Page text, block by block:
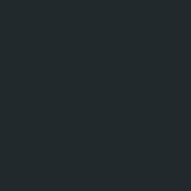
Джомтьен, южная
33 квадратных метра в
7,500-9,500 бат.
Паттайи 15-20 минут
40 бат за квадратный
за счёт меньшего
Транспортные и